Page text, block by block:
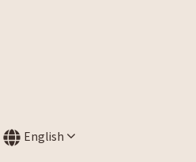
English